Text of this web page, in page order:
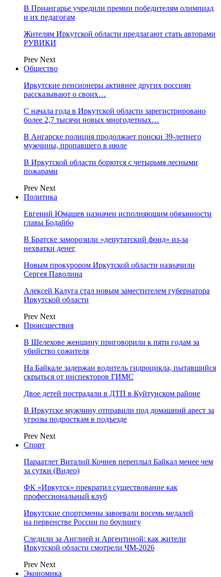
В Приангарье учредили премии победителям олимпиад
и их педагогам
Жителям Иркутской области предлагают стать авторами
РУВИКИ
Prev Next
Общество
Иркутские пенсионеры активнее других россиян
рассказывают о своих…
С начала года в Иркутской области зарегистрировано
более 2,7 тысячи новых многодетных…
В Ангарске полиция продолжает поиски 39-летнего
мужчины, пропавшего в июле
В Иркутской области борются с четырьмя лесными
пожарами
Prev Next
Политика
Евгений Юмашев назначен исполняющим обязанности
главы Бодайбо
В Братске заморозили «депутатский фонд» из‑за
нехватки денег
Новым прокурором Иркутской области назначили
Сергея Паволина
Алексей Калуга стал новым заместителем губернатора
Иркутской области
Prev Next
Происшествия
В Шелехове женщину приговорили к пяти годам за
убийство сожителя
На Байкале задержан водитель гидроцикла, пытавшийся
скрыться от инспекторов ГИМС
Двое детей пострадали в ДТП в Куйтунском районе
В Иркутске мужчину отправили под домашний арест за
угрозы подросткам в подъезде
Prev Next
Спорт
Параатлет Виталий Кочнев переплыл Байкал менее чем
за сутки (Видео)
ФК «Иркутск» прекратил существование как
профессиональный клуб
Иркутские спортсмены завоевали восемь медалей
на первенстве России по боулингу
Следили за Англией и Аргентиной: как жители
Иркутской области смотрели ЧМ-2026
Prev Next
Экономика